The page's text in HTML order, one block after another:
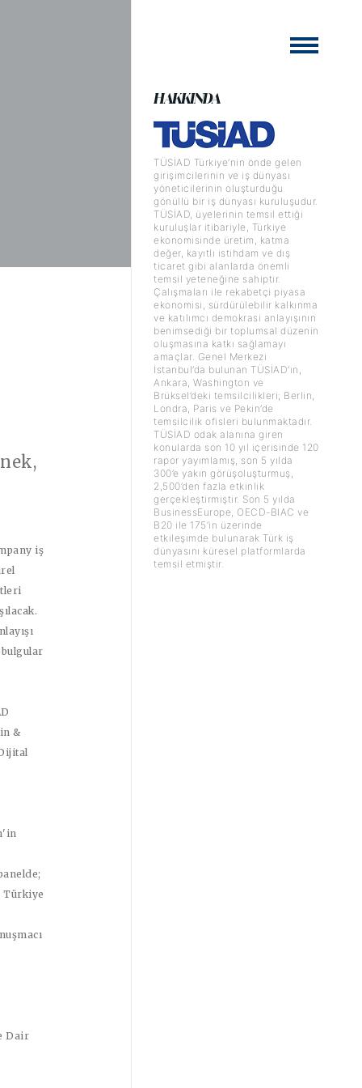
iş
&
'in
Türkiye
Dair
HAKKINDA
TÜSİAD Türkiye’nin önde gelen
girişimcilerinin ve iş dünyası
yöneticilerinin oluşturduğu
gönüllü bir iş dünyası kuruluşudur.
TÜSİAD, üyelerinin temsil ettiği
kuruluşlar itibariyle, Türkiye
ekonomisinde üretim, katma
değer, kayıtlı istihdam ve dış
ticaret gibi alanlarda önemli
temsil yeteneğine sahiptir.
Çalışmaları ile rekabetçi piyasa
ekonomisi, sürdürülebilir kalkınma
ve katılımcı demokrasi anlayışının
benimsediği bir toplumsal düzenin
oluşmasına katkı sağlamayı
amaçlar. Genel Merkezi
İstanbul’da bulunan TÜSİAD’ın,
Ankara, Washington ve
Brüksel’deki temsilcilikleri; Berlin,
Londra, Paris ve Pekin’de
temsilcilik ofisleri bulunmaktadır.
TÜSİAD odak alanına giren
konularda son 10 yıl içerisinde 120
rapor yayımlamış, son 5 yılda
300’e yakın görüşoluşturmuş,
2,500’den fazla etkinlik
gerçekleştirmiştir. Son 5 yılda
BusinessEurope, OECD-BIAC ve
B20 ile 175’in üzerinde
etkileşimde bulunarak Türk iş
dünyasını küresel platformlarda
temsil etmiştir.